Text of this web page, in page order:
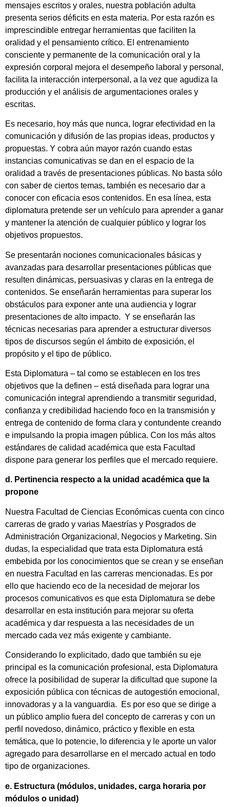
mensajes escritos y orales, nuestra población adulta
presenta serios déficits en esta materia. Por esta razón es
imprescindible entregar herramientas que faciliten la
oralidad y el pensamiento crítico. El entrenamiento
consciente y permanente de la comunicación oral y la
expresión corporal mejora el desempeño laboral y personal,
facilita la interacción interpersonal, a la vez que agudiza la
producción y el análisis de argumentaciones orales y
escritas.
Es necesario, hoy más que nunca, lograr efectividad en la
comunicación y difusión de las propias ideas, productos y
propuestas. Y cobra aún mayor razón cuando estas
instancias comunicativas se dan en el espacio de la
oralidad a través de presentaciones públicas. No basta sólo
con saber de ciertos temas, también es necesario dar a
conocer con eficacia esos contenidos. En esa línea, esta
diplomatura pretende ser un vehículo para aprender a ganar
y mantener la atención de cualquier público y lograr los
objetivos propuestos.
Se presentarán nociones comunicacionales básicas y
avanzadas para desarrollar presentaciones públicas que
resulten dinámicas, persuasivas y claras en la entrega de
contenidos. Se enseñarán herramientas para superar los
obstáculos para exponer ante una audiencia y lograr
presentaciones de alto impacto. Y se enseñarán las
técnicas necesarias para aprender a estructurar diversos
tipos de discursos según el ámbito de exposición, el
propósito y el tipo de público.
Esta Diplomatura – tal como se establecen en los tres
objetivos que la definen – está diseñada para lograr una
comunicación integral aprendiendo a transmitir seguridad,
confianza y credibilidad haciendo foco en la transmisión y
entrega de contenido de forma clara y contundente creando
e impulsando la propia imagen pública. Con los más altos
estándares de calidad académica que esta Facultad
dispone para generar los perfiles que el mercado requiere.
d. Pertinencia respecto a la unidad académica que la
propone
Nuestra Facultad de Ciencias Económicas cuenta con cinco
carreras de grado y varias Maestrías y Posgrados de
Administración Organizacional, Negocios y Marketing. Sin
dudas, la especialidad que trata esta Diplomatura está
embebida por los conocimientos que se crean y se enseñan
en nuestra Facultad en las carreras mencionadas. Es por
ello que haciendo eco de la necesidad de mejorar los
procesos comunicativos es que esta Diplomatura se debe
desarrollar en esta institución para mejorar su oferta
académica y dar respuesta a las necesidades de un
mercado cada vez más exigente y cambiante.
Considerando lo explicitado, dado que también su eje
principal es la comunicación profesional, esta Diplomatura
ofrece la posibilidad de superar la dificultad que supone la
exposición pública con técnicas de autogestión emocional,
innovadoras y a la vanguardia. Es por eso que se dirige a
un público amplio fuera del concepto de carreras y con un
perfil novedoso, dinámico, práctico y flexible en esta
temática, que lo potencie, lo diferencia y le aporte un valor
agregado para desarrollarse en el mercado actual en todo
tipo de organizaciones.
e. Estructura (módulos, unidades, carga horaria por
módulos o unidad)